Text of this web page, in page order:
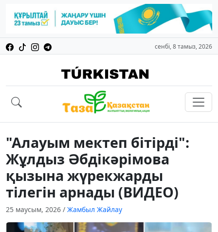
сенбі, 8 тамыз, 2026
"Алауым мектеп бітірді":
Жұлдыз Әбдікәрімова
қызына жүрекжарды
тілегін арнады (ВИДЕО)
25 маусым, 2026 / Жамбыл Жайлау